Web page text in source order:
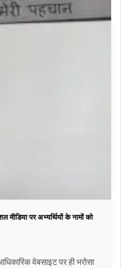
मीडिया पर अभ्यर्थियों के नामों को
वेबसाइट पर ही भरोसा